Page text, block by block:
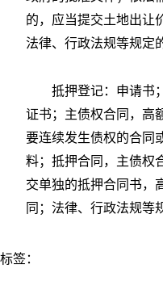
的，应当提交土地出让
法律、行政法规等规定
抵押登记：申请书
证书；主债权合同，高
要连续发生债权的合同
料；抵押合同，主债权
交单独的抵押合同书，
同；法律、行政法规等
标签：